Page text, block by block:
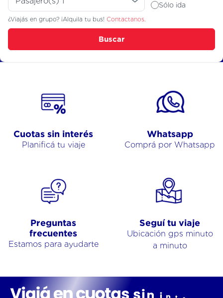
Sólo ida
¿Viajás en grupo? ¡Alquila tu bus! Contactanos.
Buscar
Cuotas sin interés
Planificá tu viaje
Whatsapp
Comprá por Whatsapp
Preguntas
frecuentes
Estamos para ayudarte
Seguí tu viaje
Ubicación gps minuto
a minuto